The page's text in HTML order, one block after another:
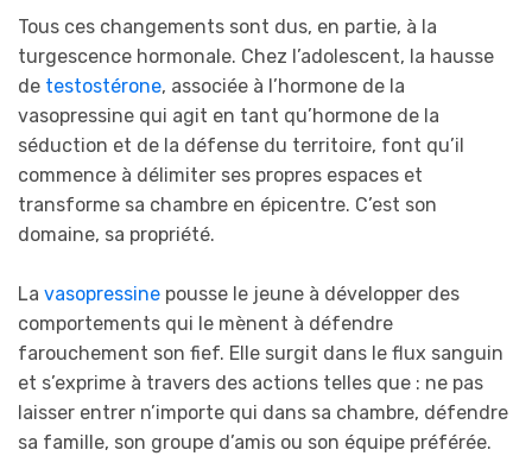
Tous ces changements sont dus, en partie, à la
turgescence hormonale. Chez l’adolescent, la hausse
de testostérone, associée à l’hormone de la
vasopressine qui agit en tant qu’hormone de la
séduction et de la défense du territoire, font qu’il
commence à délimiter ses propres espaces et
transforme sa chambre en épicentre. C’est son
domaine, sa propriété.
La vasopressine pousse le jeune à développer des
comportements qui le mènent à défendre
farouchement son fief. Elle surgit dans le flux sanguin
et s’exprime à travers des actions telles que : ne pas
laisser entrer n’importe qui dans sa chambre, défendre
sa famille, son groupe d’amis ou son équipe préférée.